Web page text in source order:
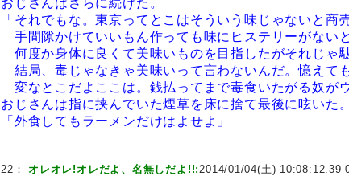
おじさんはさらに続けた。
「それでもな。東京ってとこはそういう味じゃないと商
手間隙かけていいもん作っても味にヒステリーがない
何度か身体に良くて美味いものを目指したがそれじゃ駄
結局、毒じゃなきゃ美味いって言わないんだ。憶えて
変なとこだよここは。銭払ってまで毒食いたがる奴が
おじさんは指に挟んでいた煙草を床に捨て最後に呟いた。
「外食してもラーメンだけはよせよ」
22：オレオレ!オレだよ、名無しだよ!!:2014/01/04(土) 10:08:12.39